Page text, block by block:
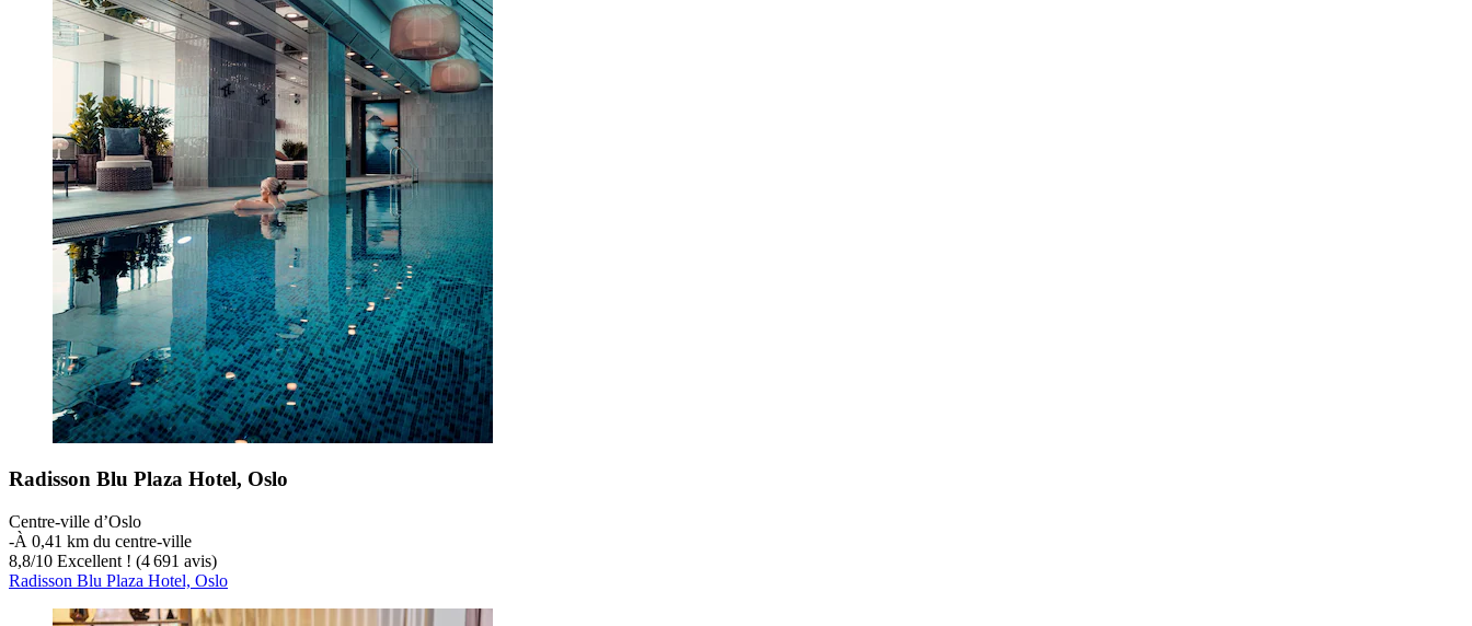
Radisson Blu Plaza Hotel, Oslo
Centre-ville d’Oslo
‐À 0,41 km du centre-ville
8,8/10 Excellent ! (4 691 avis)
Radisson Blu Plaza Hotel, Oslo